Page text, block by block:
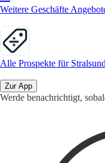
Weitere Geschäfte
Alle Prospekte für
Zur App
Werde benachrichtigt,